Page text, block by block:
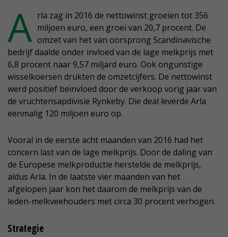
A rla zag in 2016 de nettowinst groeien tot 356
miljoen euro, een groei van 20,7 procent. De
omzet van het van oorsprong Scandinavische
bedrijf daalde onder invloed van de lage melkprijs met
6,8 procent naar 9,57 miljard euro. Ook ongunstige
wisselkoersen drukten de omzetcijfers. De nettowinst
werd positief beïnvloed door de verkoop vorig jaar van
de vruchtensapdivisie Rynkeby. Die deal leverde Arla
eenmalig 120 miljoen euro op.
Vooral in de eerste acht maanden van 2016 had het
concern last van de lage melkprijs. Door de daling van
de Europese melkproductie herstelde de melkprijs,
aldus Arla. In de laatste vier maanden van het
afgelopen jaar kon het daarom de melkprijs van de
leden-melkveehouders met circa 30 procent verhogen.
Strategie